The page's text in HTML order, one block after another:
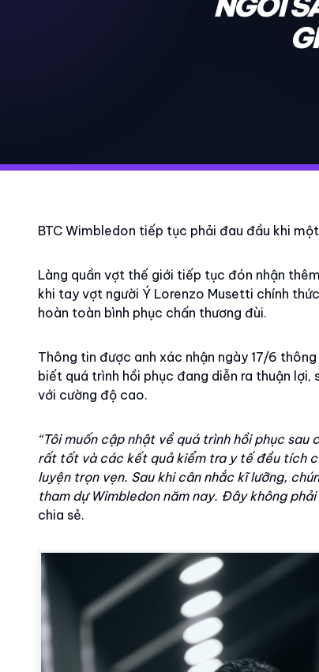
BTC Wimbledon tiếp tục phải đau đầu khi
Làng quần vợt thế giới tiếp tục đón nhận
khi tay vợt người Ý Lorenzo Musetti chính
hoàn toàn bình phục chấn thương đùi.
Thông tin được anh xác nhận ngày 17/6
biết quá trình hồi phục đang diễn ra thuận
với cường độ cao.
“Tôi muốn cập nhật về quá trình hồi phục
rất tốt và các kết quả kiểm tra y tế đều tích
luyện trọn vẹn. Sau khi cân nhắc kĩ lưỡng,
tham dự Wimbledon năm nay. Đây không
chia sẻ.